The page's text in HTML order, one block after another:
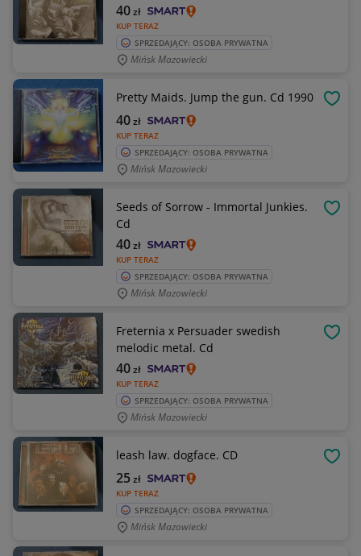
KUP TERAZ
40zł
SPRZEDAJĄCY: OSOBA PRYWATNA
Mińsk Mazowiecki
Pretty Maids. Jump the gun. Cd 1990
KUP TERAZ
40zł
SPRZEDAJĄCY: OSOBA PRYWATNA
Mińsk Mazowiecki
Seeds of Sorrow - Immortal Junkies.
Cd
KUP TERAZ
40zł
SPRZEDAJĄCY: OSOBA PRYWATNA
Mińsk Mazowiecki
Freternia x Persuader swedish
melodic metal. Cd
KUP TERAZ
40zł
SPRZEDAJĄCY: OSOBA PRYWATNA
Mińsk Mazowiecki
leash law. dogface. CD
KUP TERAZ
25zł
SPRZEDAJĄCY: OSOBA PRYWATNA
Mińsk Mazowiecki